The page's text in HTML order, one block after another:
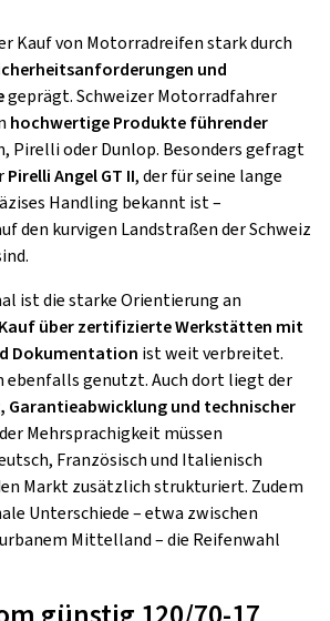
Kauf von Motorradreifen stark durch
und
geprägt. Schweizer Motorradfahrer
hochwertige Produkte führender
Pirelli oder Dunlop. Besonders gefragt
Pirelli Angel GT II, der für seine lange
Handling bekannt ist –
den kurvigen Landstraßen der Schweiz
ist die starke Orientierung an
Kauf über zertifizierte Werkstätten mit
Dokumentation ist weit verbreitet.
ebenfalls genutzt. Auch dort liegt der
Garantieabwicklung und technischer
Mehrsprachigkeit müssen
Französisch und Italienisch
Markt zusätzlich strukturiert. Zudem
Unterschiede – etwa zwischen
Mittelland – die Reifenwahl